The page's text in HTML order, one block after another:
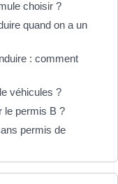
choisir ?
quand on a un
: comment
véhicules ?
le permis B ?
permis de